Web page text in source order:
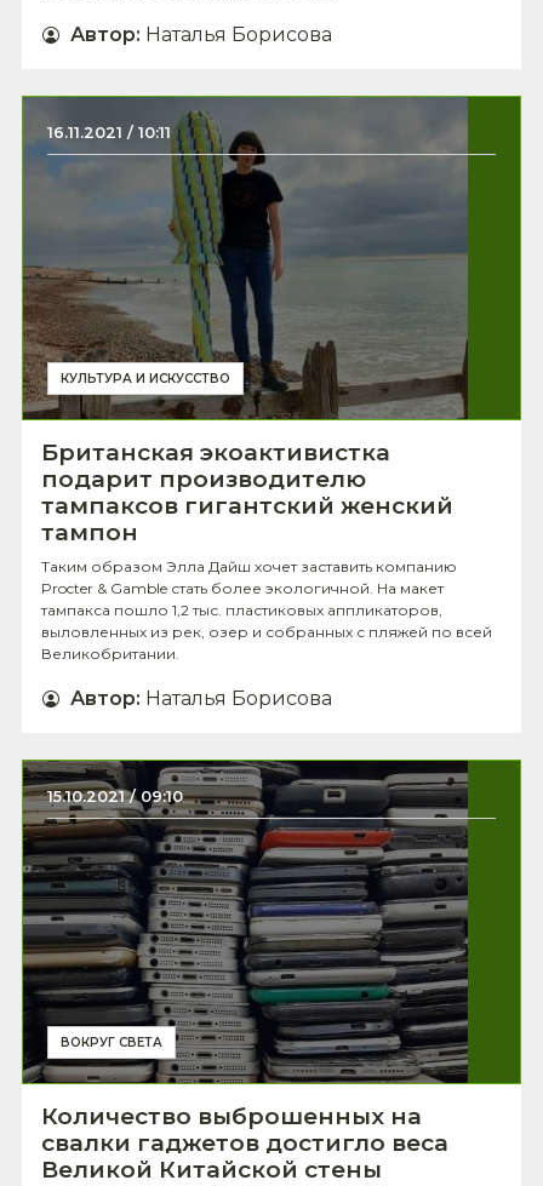
Автор: Наталья Борисова
16.11.2021 / 10:11
КУЛЬТУРА И ИСКУССТВО
Британская экоактивистка
подарит производителю
тампаксов гигантский женский
тампон
Таким образом Элла Дайш хочет заставить компанию
Procter & Gamble стать более экологичной. На макет
тампакса пошло 1,2 тыс. пластиковых аппликаторов,
выловленных из рек, озер и собранных с пляжей по всей
Великобритании.
Автор: Наталья Борисова
15.10.2021 / 09:10
ВОКРУГ СВЕТА
Количество выброшенных на
свалки гаджетов достигло веса
Великой Китайской стены